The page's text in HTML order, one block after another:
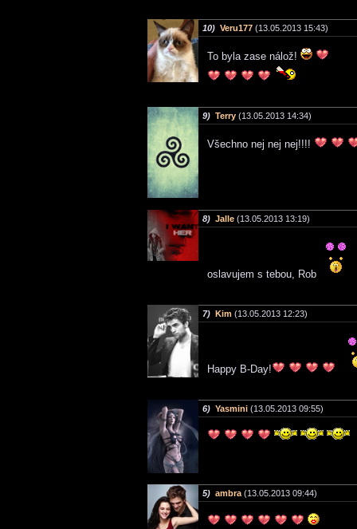
10) Veru177 (13.05.2013 15:43)
To byla zase nálož!
9) Terry (13.05.2013 14:34)
Všechno nej nej nej!!!!
8) Jalle (13.05.2013 13:19)
oslavujem s tebou, Rob
7) Kim (13.05.2013 12:23)
Happy B-Day!
6) Yasmini (13.05.2013 09:55)
5) ambra (13.05.2013 09:44)